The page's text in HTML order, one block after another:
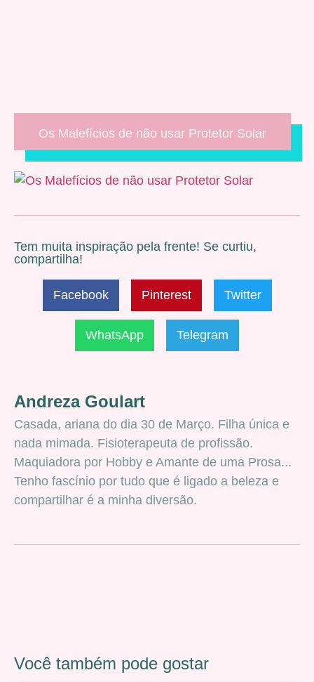
Os Malefícios de não usar Protetor Solar
Tem muita inspiração pela frente! Se curtiu,
compartilha!
Facebook Pinterest Twitter
WhatsApp Telegram
Andreza Goulart
Casada, ariana do dia 30 de Março. Filha única e
nada mimada. Fisioterapeuta de profissão.
Maquiadora por Hobby e Amante de uma Prosa...
Tenho fascínio por tudo que é ligado a beleza e
compartilhar é a minha diversão.
Você também pode gostar